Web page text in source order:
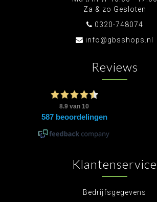
Za & zo Gesloten
0320-748074
info@gbsshops.nl
Reviews
Klantenservice
Bedrijfsgegevens